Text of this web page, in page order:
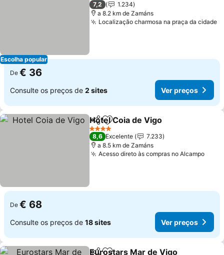
Escolha popular
7,2
1.234
a 8.2 km de Zamáns
Localização charmosa na praça da cidade
De € 36
Consulte os preços de 2 sites Ver preços
PartilharAdicionar aos favoritos
Hotel Coia de Vigo
4 Estrelas
8,6 Excelente
7.233
a 8.5 km de Zamáns
Acesso direto às compras no Alcampo
De € 68
Consulte os preços de 18 sites Ver preços
Eurostars Mar de Vigo